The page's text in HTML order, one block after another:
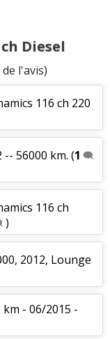
Diesel
l'avis)
116 ch 220
-- 56000 km. (1
116 ch
)
2012, Lounge
km - 06/2015 -